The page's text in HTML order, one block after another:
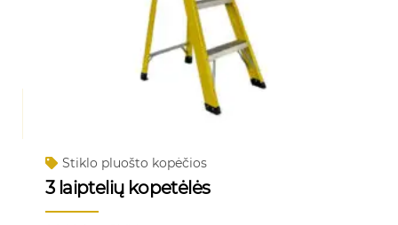
Stiklo pluošto kopėčios
3 laiptelių kopetėlės